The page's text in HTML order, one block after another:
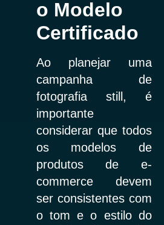
o Modelo
Certificado
Ao planejar uma
campanha de
fotografia still, é
importante
considerar que todos
os modelos de
produtos de e-
commerce devem
ser consistentes com
o tom e o estilo do